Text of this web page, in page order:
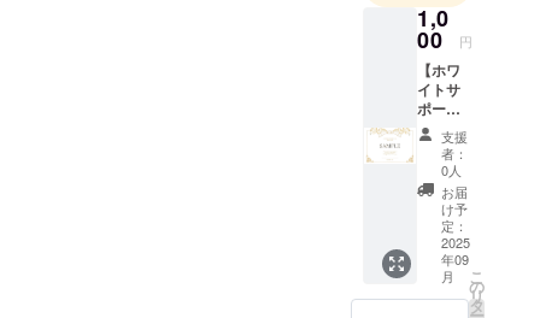
1,0
00 円
【ホワ
イトサ
ポー
ター】
■御礼の
メッ
セージ■
ご支援
の御礼
と、 こ
こでは
書けな
かった
支援
者：
0人
お届
け予
定：
2025
年09
月
こ
の
リ
タ